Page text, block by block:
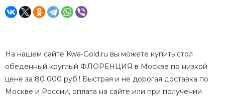
На нашем сайте Kwa-Gold.ru вы можете купить стол
обеденный круглый ФЛОРЕНЦИЯ в Москве по низкой
цене за 80 000 руб.! Быстрая и не дорогая доставка по
Москве и России, оплата на сайте или при получении